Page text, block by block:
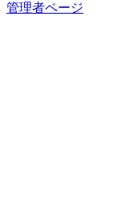
管理者ページ